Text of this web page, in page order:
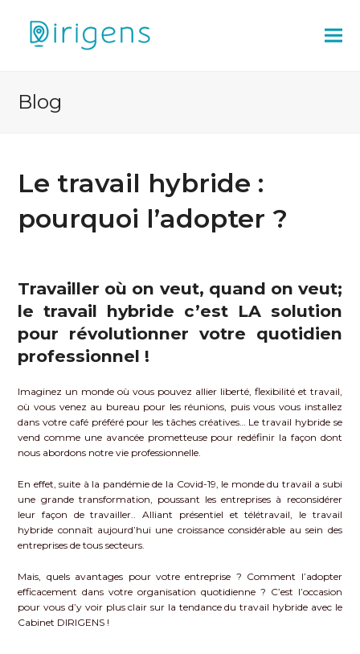
Blog
Le travail hybride :
pourquoi l’adopter ?
Travailler où on veut, quand on veut;
le travail hybride c’est LA solution
pour révolutionner votre quotidien
professionnel !
Imaginez un monde où vous pouvez allier liberté, flexibilité et travail,
où vous venez au bureau pour les réunions, puis vous vous installez
dans votre café préféré pour les tâches créatives… Le travail hybride se
vend comme une avancée prometteuse pour redéfinir la façon dont
nous abordons notre vie professionnelle.
En effet, suite à la pandémie de la Covid-19, le monde du travail a subi
une grande transformation, poussant les entreprises à reconsidérer
leur façon de travailler.. Alliant présentiel et télétravail, le travail
hybride connaît aujourd’hui une croissance considérable au sein des
entreprises de tous secteurs.
Mais, quels avantages pour votre entreprise ? Comment l’adopter
efficacement dans votre organisation quotidienne ? C’est l’occasion
pour vous d’y voir plus clair sur la tendance du travail hybride avec le
Cabinet DIRIGENS !